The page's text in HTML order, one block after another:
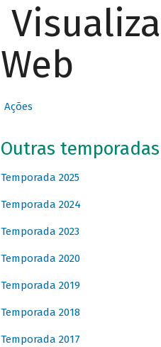
Web
Ações
Outras temporadas
Temporada 2025
Temporada 2024
Temporada 2023
Temporada 2020
Temporada 2019
Temporada 2018
Temporada 2017